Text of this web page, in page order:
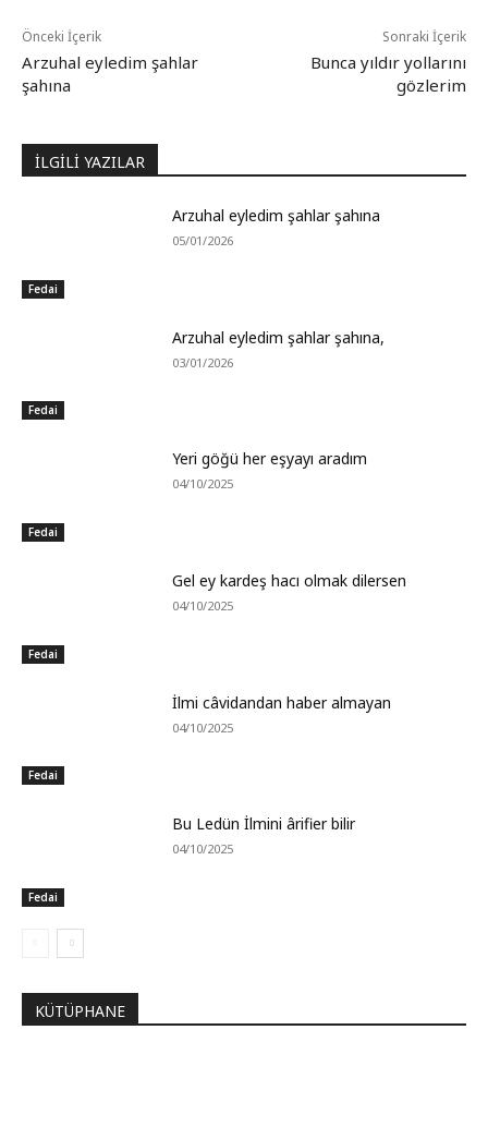
Önceki İçerik
Arzuhal eyledim şahlar
şahına
Sonraki İçerik
Bunca yıldır yollarını
gözlerim
İLGİLİ YAZILAR
Fedai
Arzuhal eyledim şahlar şahına
05/01/2026
Fedai
Arzuhal eyledim şahlar şahına,
03/01/2026
Fedai
Yeri göğü her eşyayı aradım
04/10/2025
Fedai
Gel ey kardeş hacı olmak dilersen
04/10/2025
Fedai
İlmi câvidandan haber almayan
04/10/2025
Fedai
Bu Ledün İlmini ârifier bilir
04/10/2025
KÜTÜPHANE